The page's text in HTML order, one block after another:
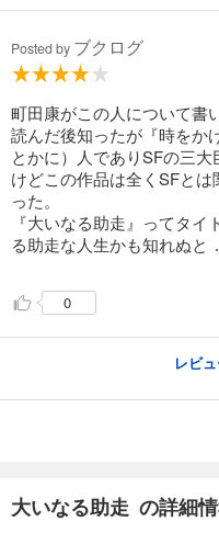
Posted by ブクログ
町田康がこの人について書
読んだ後知ったが『時をか
とかに）人でありSFの三大
けどこの作品は全くSFと
った。
『大いなる助走』ってタ
る助走な人生かも知れぬと
0
レビ
大いなる助走 の詳細